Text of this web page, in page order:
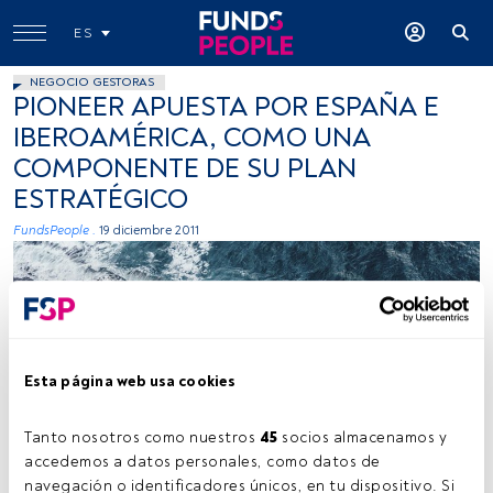
Esta página web usa cookies
Tanto nosotros como nuestros 45 socios almacenamos y
accedemos a datos personales, como datos de
navegación o identificadores únicos, en tu dispositivo. Si
ES
NEGOCIO GESTORAS
PIONEER APUESTA POR ESPAÑA E
IBEROAMÉRICA, COMO UNA
COMPONENTE DE SU PLAN
ESTRATÉGICO
FundsPeople . 19 diciembre 2011